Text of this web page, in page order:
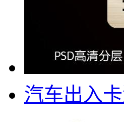
汽车出入